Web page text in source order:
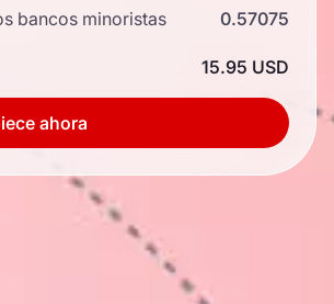
bancos minoristas
0.57075
15.95 USD
ahora